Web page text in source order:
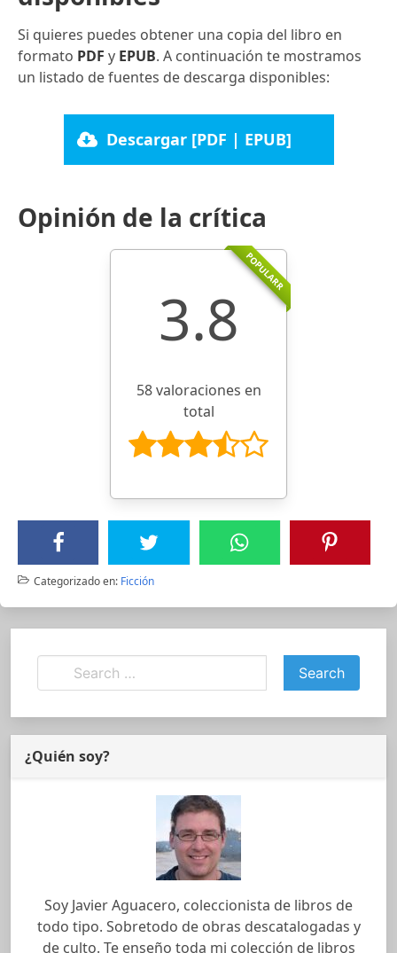
Si quieres puedes obtener una copia del libro en
formato PDF y EPUB. A continuación te mostramos
un listado de fuentes de descarga disponibles:
Descargar [PDF | EPUB]
Opinión de la crítica
POPULARR
3.8
58 valoraciones en
total
Categorizado en: Ficción
¿Quién soy?
Soy Javier Aguacero, coleccionista de libros de
todo tipo. Sobretodo de obras descatalogadas y
de culto. Te enseño toda mi colección de libros